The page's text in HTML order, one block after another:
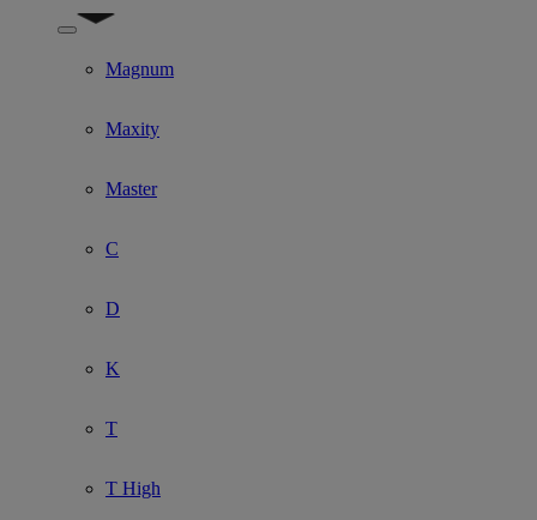
Show submenu for Modelo
Magnum
Maxity
Master
C
D
K
T
T High